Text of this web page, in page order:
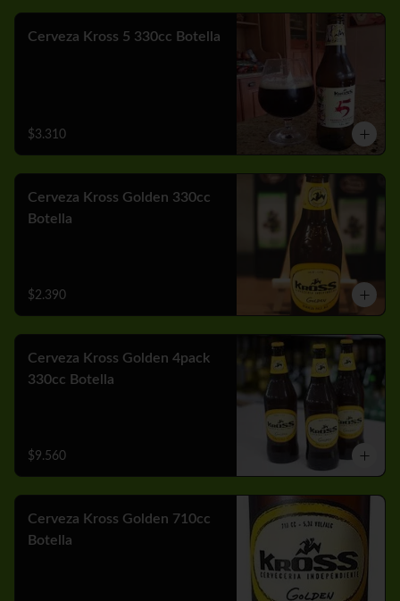
Cerveza Kross 5 330cc Botella
$3.310
Cerveza Kross Golden 330cc
Botella
$2.390
Cerveza Kross Golden 4pack
330cc Botella
$9.560
Cerveza Kross Golden 710cc
Botella